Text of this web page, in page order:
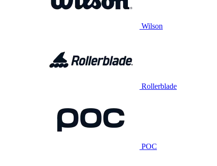
Wilson
Rollerblade
POC